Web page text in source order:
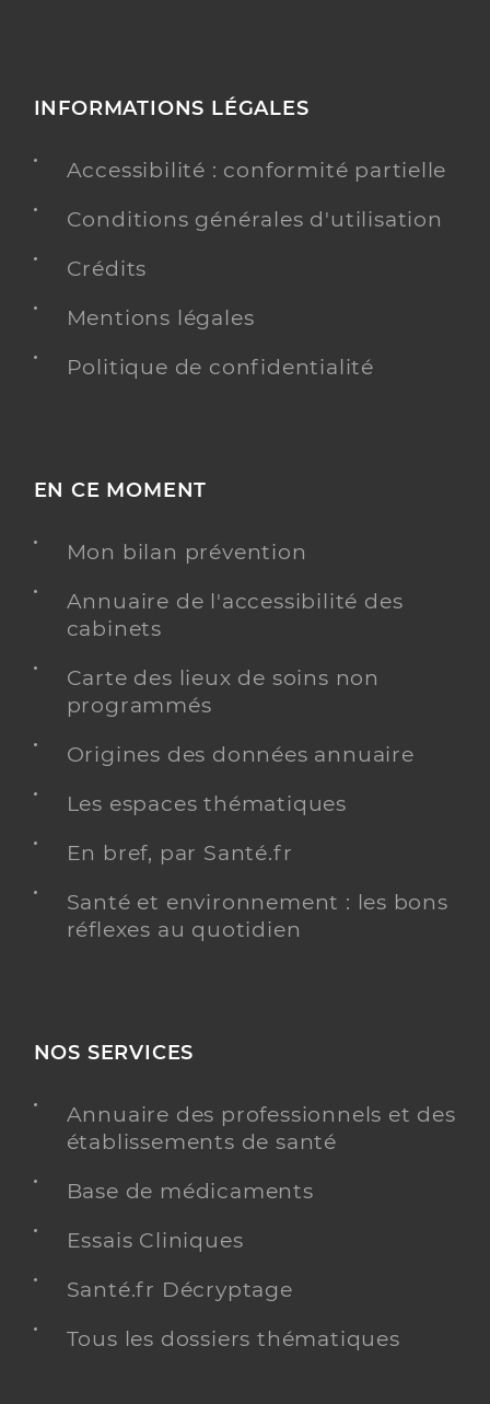
INFORMATIONS LÉGALES
Accessibilité : conformité partielle
Conditions générales d'utilisation
Crédits
Mentions légales
Politique de confidentialité
EN CE MOMENT
Mon bilan prévention
Annuaire de l'accessibilité des
cabinets
Carte des lieux de soins non
programmés
Origines des données annuaire
Les espaces thématiques
En bref, par Santé.fr
Santé et environnement : les bons
réflexes au quotidien
NOS SERVICES
Annuaire des professionnels et des
établissements de santé
Base de médicaments
Essais Cliniques
Santé.fr Décryptage
Tous les dossiers thématiques